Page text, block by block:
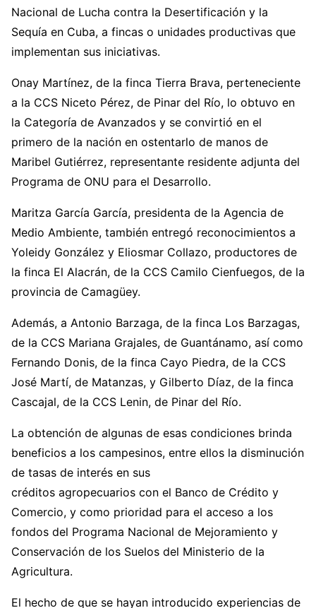
Nacional de Lucha contra la Desertificación y la
Sequía en Cuba, a fincas o unidades productivas que
implementan sus iniciativas.
Onay Martínez, de la finca Tierra Brava, perteneciente
a la CCS Niceto Pérez, de Pinar del Río, lo obtuvo en
la Categoría de Avanzados y se convirtió en el
primero de la nación en ostentarlo de manos de
Maribel Gutiérrez, representante residente adjunta del
Programa de ONU para el Desarrollo.
Maritza García García, presidenta de la Agencia de
Medio Ambiente, también entregó reconocimientos a
Yoleidy González y Eliosmar Collazo, productores de
la finca El Alacrán, de la CCS Camilo Cienfuegos, de la
provincia de Camagüey.
Además, a Antonio Barzaga, de la finca Los Barzagas,
de la CCS Mariana Grajales, de Guantánamo, así como
Fernando Donis, de la finca Cayo Piedra, de la CCS
José Martí, de Matanzas, y Gilberto Díaz, de la finca
Cascajal, de la CCS Lenin, de Pinar del Río.
La obtención de algunas de esas condiciones brinda
beneficios a los campesinos, entre ellos la disminución
de tasas de interés en sus
créditos agropecuarios con el Banco de Crédito y
Comercio, y como prioridad para el acceso a los
fondos del Programa Nacional de Mejoramiento y
Conservación de los Suelos del Ministerio de la
Agricultura.
El hecho de que se hayan introducido experiencias de